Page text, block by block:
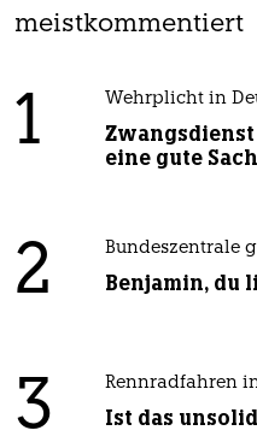
meistkommentiert
1 Wehrplicht in
eine gute
2 Bundeszentrale
Benjamin, du
3 Rennradfahren
Ist das